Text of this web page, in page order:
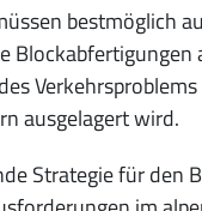
bestmöglich
ausgelagert wird.
Strategie für